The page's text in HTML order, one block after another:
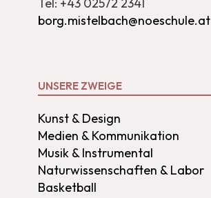
Tel: +43 02572 2341
borg.mistelbach@noeschule.at
UNSERE ZWEIGE
Kunst & Design
Medien & Kommunikation
Musik & Instrumental
Naturwissenschaften & Labor
Basketball